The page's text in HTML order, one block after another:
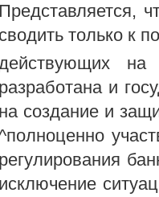
Представляется,
сводить только к
на
разработана и
на создание и
регулирования
исключение